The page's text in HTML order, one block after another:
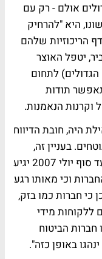
אולם - רק עם
היא "להרחיק
הריכוזיות שלהם
יטפל האוצר
לתחום
תודות
הנאמנות.
היה, חובת הדיווח
בעניין זה,
אומר ענתבי בשיחה עם Bizportal, כי עד סוף יולי 2007 יגיע
וכי מאותו רגע
כי חברות כמו בזק,
ללקוחות מידי
חברות הביטוח
באופן כזה".